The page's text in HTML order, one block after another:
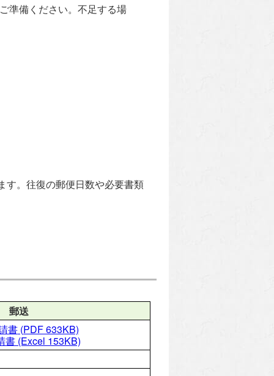
準備ください。不足する場
す。往復の郵便日数や必要書類
郵送
書(PDF 633KB)
書 (Excel 153KB)